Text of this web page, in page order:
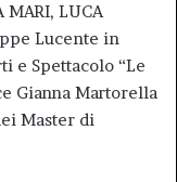
MARI, LUCA
Lucente in
e Spettacolo “Le
Gianna Martorella
Master di